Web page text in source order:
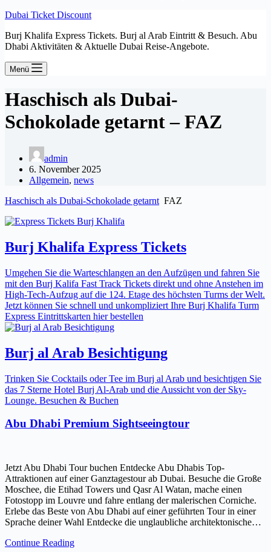
Dubai Ticket Discount
Burj Khalifa Express Tickets. Burj al Arab Eintritt & Besuch. Abu
Dhabi Aktivitäten & Aktuelle Dubai Reise-Angebote.
Menü
Haschisch als Dubai-
Schokolade getarnt – FAZ
admin
6. November 2025
Allgemein, news
Haschisch als Dubai-Schokolade getarnt FAZ
Burj Khalifa Express Tickets
Umgehen Sie die Warteschlangen an den Aufzügen und fahren Sie
mit den Burj Kalifa Fast Track Tickets direkt und ohne Anstehen im
High-Tech-Aufzug auf die 124. Etage des höchsten Turms der Welt.
Jetzt können Sie schnell und unkompliziert Ihre Burj Khalifa Turm
Express Eintrittskarten hier bestellen
Burj al Arab Besichtigung
Trinken Sie Cocktails oder Tee im Burj al Arab und besichtigen Sie
das 7 Sterne Hotel Burj Al-Arab und die Aussicht von der Sky-
Lounge. Besuchen & Buchen
Abu Dhabi Premium Sightseeingtour
Jetzt Abu Dhabi Tour buchen Entdecke Abu Dhabis Top-
Attraktionen auf einer Ganztagestour ab Dubai. Besuche die Große
Moschee, die Etihad Towers und Qasr Al Watan, mache einen
Fotostopp im Louvre und fahre entlang der malerischen Corniche.
Erlebe das Beste von Abu Dhabi auf einer geführten Tour in einer
Sprache deiner Wahl Entdecke die unglaubliche architektonische…
Continue Reading